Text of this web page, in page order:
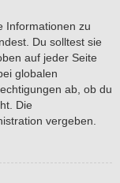
Informationen zu
Du solltest sie
auf jeder Seite
globalen
ab, ob du
Die
vergeben.